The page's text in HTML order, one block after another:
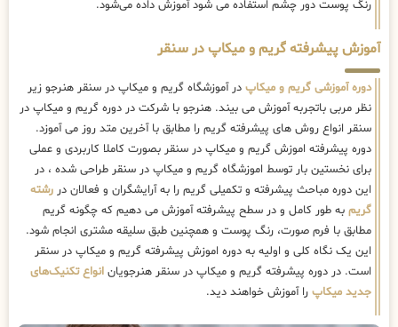
رنگ پوست دور چشم استفاده می شود آموزش داده می‌شود.
آموزش پیشرفته گریم و میکاپ در سنقر
دوره آموزشی گریم و میکاپ در آموزشگاه گریم و میکاپ در سنقر هنرجو زیر
نظر مربی باتجربه آموزش می بیند. هنرجو با شرکت در دوره گریم و میکاپ در
سنقر انواع روش های پیشرفته گریم را مطابق با آخرین متد روز می آموزد.
دوره پیشرفته اموزش گریم و میکاپ در سنقر بصورت کاملا کاربردی و عملی
برای نخستین بار توسط اموزشگاه گریم و میکاپ در سنقر طراحی شده ، در
این دوره مباحث پیشرفته و تکمیلی گریم را به آرایشگران و فعالان در رشته
گریم به طور کامل و در سطح پیشرفته آموزش می دهیم که چگونه گریم
مطابق با فرم صورت، رنگ پوست و همچنین طبق سلیقه مشتری انجام شود.
این یک نگاه کلی و اولیه به دوره اموزش پیشرفته گریم و میکاپ در سنقر
است. در دوره پیشرفته گریم و میکاپ در سنقر هنرجویان انواع تکنیک‌های
جدید میکاپ را آموزش خواهند دید.